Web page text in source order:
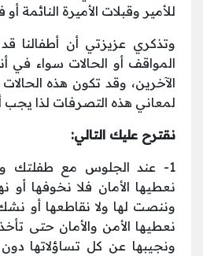
للأمير وقبلات الأميرة النائمة
وتذكري عزيزتي أن أطفالنا
المواقف أو الحالات سواء في
الآخرين، وقد تكون هذه
لمعاني هذه التصرفات لذا يجب
نقترح عليك التالي:
1- عند الجلوس مع طفلتك
نعطيها الأمان فلا نخوفها أو
وننصت لها ولا نقاطعها أو
نعطيها الأمن والأمان حتى
ونجيبها عن كل تساؤلاتها